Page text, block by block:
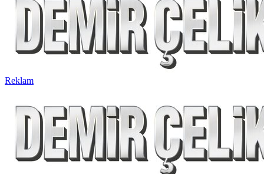
Reklam